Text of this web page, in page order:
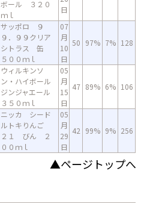
ボール ３２０
ｍｌ
日
サッポロ ９
９．９９クリア
シトラス 缶
５００ｍｌ
07
月
10
日
50 97% 7% 128
ウィルキンソ
ン・ハイボール
ジンジャエール
３５０ｍｌ
05
月
15
日
47 89% 6% 106
ニッカ シード
ルトキりんご
２１ びん ２
００ｍｌ
05
月
29
日
42 99% 9% 256
▲ページトップへ